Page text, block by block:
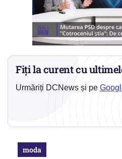
Fiți la curent cu
Urmăriți DCNews și pe
moda